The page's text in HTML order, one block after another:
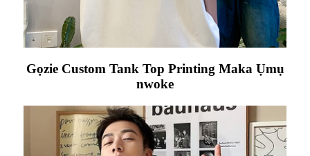
Gọzie Custom Tank Top Printing Maka Ụmụ
nwoke